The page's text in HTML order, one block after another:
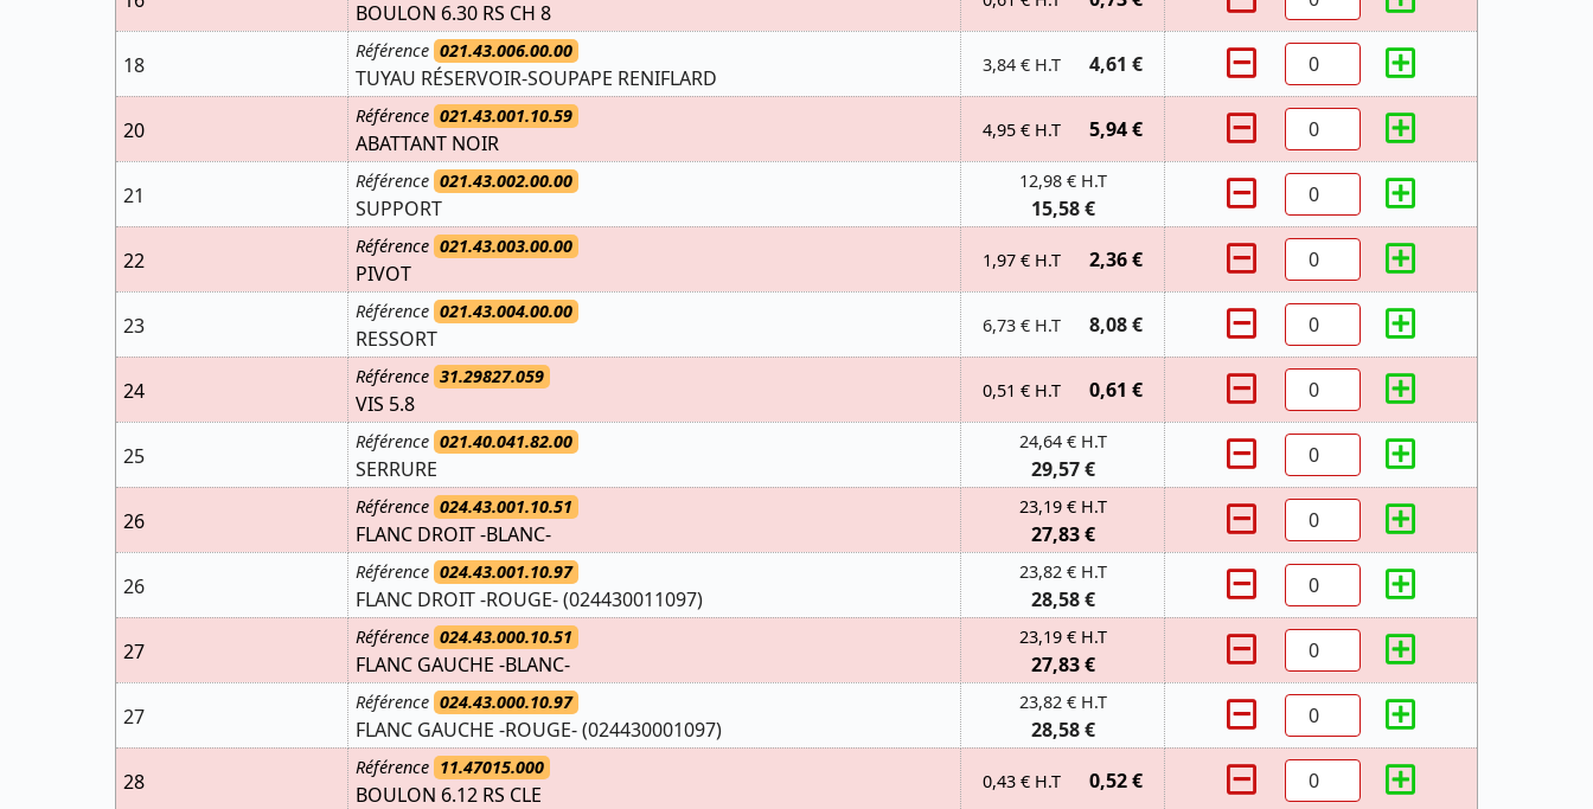
BOULON 6.30 RS CH 8
18
Référence 021.43.006.00.00
TUYAU RÉSERVOIR-SOUPAPE RENIFLARD
3,84 € H.T 4,61 €
20
Référence 021.43.001.10.59
ABATTANT NOIR
4,95 € H.T 5,94 €
21
Référence 021.43.002.00.00
SUPPORT
12,98 € H.T
15,58 €
22
Référence 021.43.003.00.00
PIVOT
1,97 € H.T 2,36 €
23
Référence 021.43.004.00.00
RESSORT
6,73 € H.T 8,08 €
24
Référence 31.29827.059
VIS 5.8
0,51 € H.T 0,61 €
25
Référence 021.40.041.82.00
SERRURE
24,64 € H.T
29,57 €
26
Référence 024.43.001.10.51
FLANC DROIT -BLANC-
23,19 € H.T
27,83 €
26
Référence 024.43.001.10.97
FLANC DROIT -ROUGE- (024430011097)
23,82 € H.T
28,58 €
27
Référence 024.43.000.10.51
FLANC GAUCHE -BLANC-
23,19 € H.T
27,83 €
27
Référence 024.43.000.10.97
FLANC GAUCHE -ROUGE- (024430001097)
23,82 € H.T
28,58 €
28
Référence 11.47015.000
BOULON 6.12 RS CLE
0,43 € H.T 0,52 €